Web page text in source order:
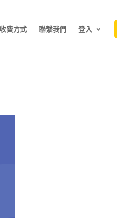
費方式 聯繫我們 登入